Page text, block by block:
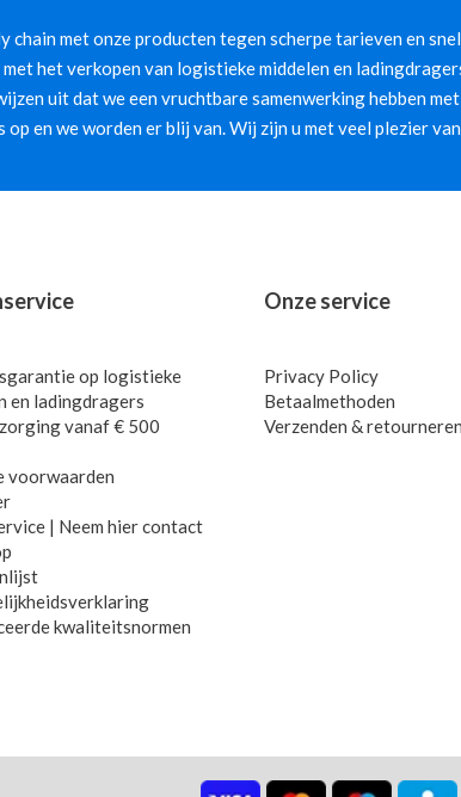
chain met onze producten tegen scherpe tarieven en
het verkopen van logistieke middelen en
uit dat we een vruchtbare samenwerking hebben
en we worden er blij van. Wij zijn u met veel plezier
op logistieke
en ladingdragers
vanaf € 500
voorwaarden
| Neem hier contact
kwaliteitsnormen
Onze service
Privacy Policy
Betaalmethoden
Verzenden & retourneren